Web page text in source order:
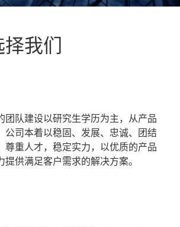
我们
团队建设以研究生学历为主，从产品
公司本着以稳固、发展、忠诚、团结
尊重人才，稳定实力，以优质的产品
供满足客户需求的解决方案。